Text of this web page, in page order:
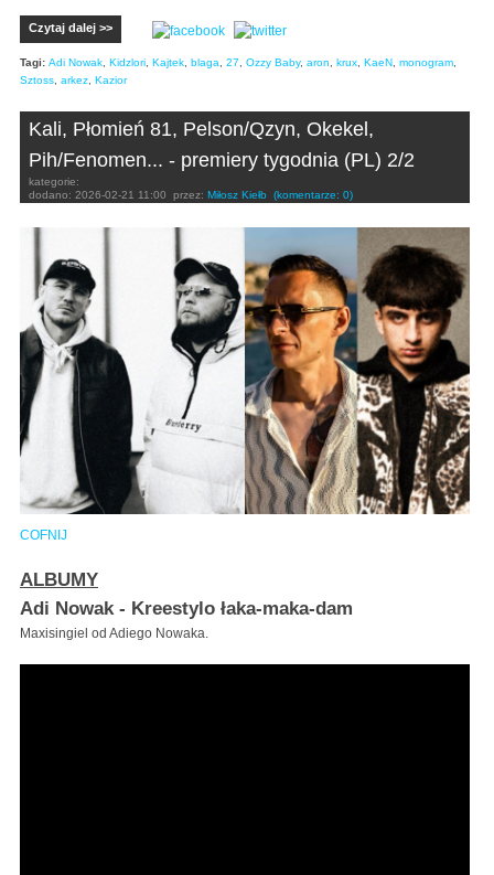
Czytaj dalej >>
Tagi: Adi Nowak, Kidzlori, Kajtek, blaga, 27, Ozzy Baby, aron, krux, KaeN, monogram,
Sztoss, arkez, Kazior
Kali, Płomień 81, Pelson/Qzyn, Okekel,
Pih/Fenomen... - premiery tygodnia (PL) 2/2
kategorie:
dodano: 2026-02-21 11:00 przez: Miłosz Kiełb (komentarze: 0)
COFNIJ
ALBUMY
Adi Nowak - Kreestylo łaka-maka-dam
Maxisingiel od Adiego Nowaka.